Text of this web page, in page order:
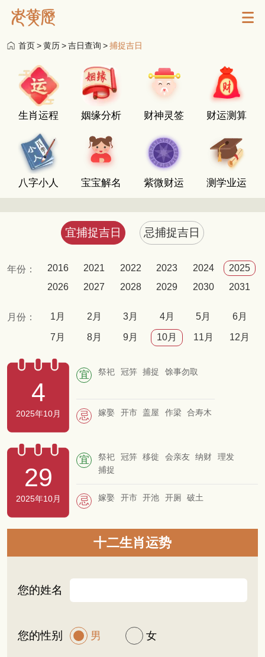
首页>黄历>吉日查询 >捕捉吉日
生肖运程 姻缘分析 财神灵签 财运测算
八字小人 宝宝解名 紫微财运 测学业运
宜捕捉吉日 忌捕捉吉日
年份： 2016 2021 2022 2023 2024
2025
2026
2027 2028 2029 2030 2031
月份： 1月 2月 3月 4月 5月 6月
7月 8月 9月 10月 11月 12月
4
2025年10月
宜 祭祀 冠笄 捕捉 馀事勿取
忌 嫁娶 开市 盖屋 作梁 合寿木
29
2025年10月
宜 祭祀 冠笄 移徙 会亲友 纳财
理发
捕捉
忌 嫁娶 开市 开池 开厕 破土
十二生肖运势
您的姓名
您的性别 男 女